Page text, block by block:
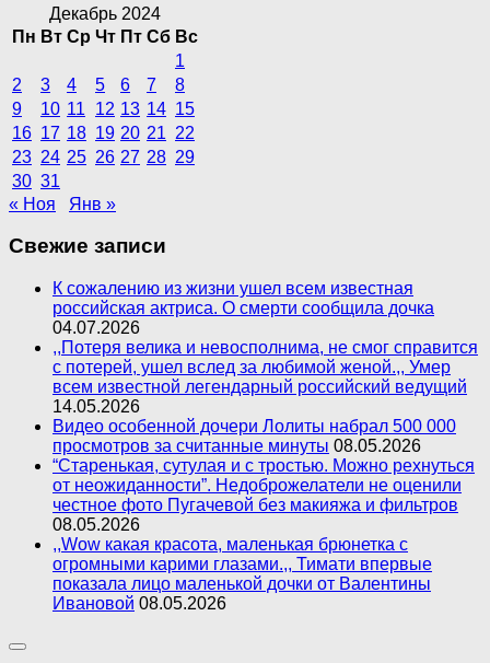
Декабрь 2024
Пн Вт Ср Чт Пт Сб Вс
1
2
3 4 5 6 7
8
9
10 11 12 13 14 15
16 17 18 19 20 21 22
23 24 25 26 27 28 29
30 31
« Ноя
Янв »
Свежие записи
К сожалению из жизни ушел всем известная
российская актриса. О смерти сообщила дочка
04.07.2026
,,Потеря велика и невосполнима, не смог справится
с потерей, ушел вслед за любимой женой.,, Умер
всем известной легендарный российский ведущий
14.05.2026
Видео особенной дочери Лолиты набрал 500 000
просмотров за считанные минуты 08.05.2026
“Старенькая, сутулая и с тростью. Можно рехнуться
от неожиданности”. Недоброжелатели не оценили
честное фото Пугачевой без макияжа и фильтров
08.05.2026
,,Wow какая красота, маленькая брюнетка с
огромными карими глазами.,, Тимати впервые
показала лицо маленькой дочки от Валентины
Ивановой 08.05.2026